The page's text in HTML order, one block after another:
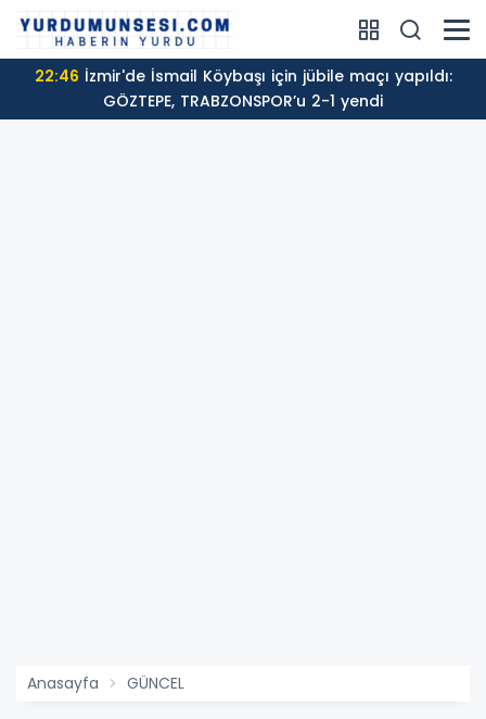
22:46
GÖZTEPE, TRABZONSPOR’u 2-1 yendi
Anasayfa GÜNCEL